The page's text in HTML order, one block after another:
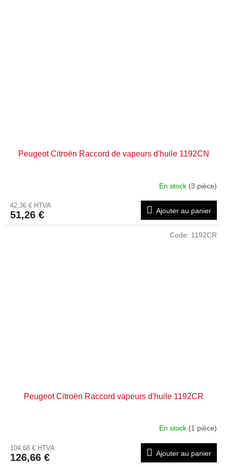
Peugeot Citroën Raccord de vapeurs d'huile 1192CN
En stock (3 pièce)
42,36 € HTVA
51,26 € Ajouter au panier
Peugeot Citroën Raccord vapeurs d'huile 1192CR
En stock (1 pièce)
104,68 € HTVA
126,66 € Ajouter au panier
Code: 1192CR